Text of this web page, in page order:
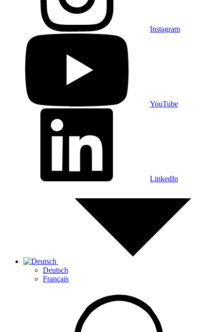
Instagram
YouTube
LinkedIn
Deutsch
Français